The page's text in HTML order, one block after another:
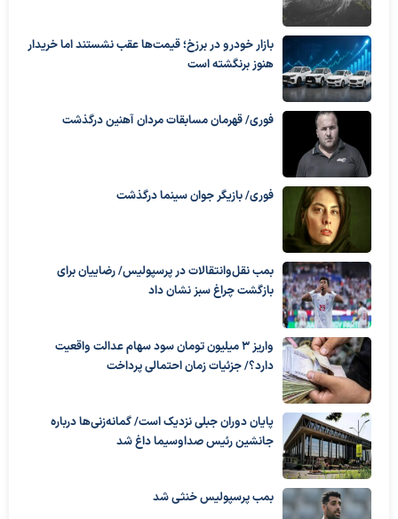
بازار خودرو در برزخ؛ قیمت‌ها عقب نشستند اما خریدار
هنوز برنگشته است
فوری/ قهرمان مسابقات مردان آهنین درگذشت
فوری/ بازیگر جوان سینما درگذشت
بمب نقل‌وانتقالات در پرسپولیس/ رضاییان برای
بازگشت چراغ سبز نشان داد
واریز ۳ میلیون تومان سود سهام عدالت واقعیت
دارد؟/ جزئیات زمان احتمالی پرداخت
پایان دوران جبلی نزدیک است/ گمانه‌زنی‌ها درباره
جانشین رئیس صداوسیما داغ شد
بمب پرسپولیس خنثی شد